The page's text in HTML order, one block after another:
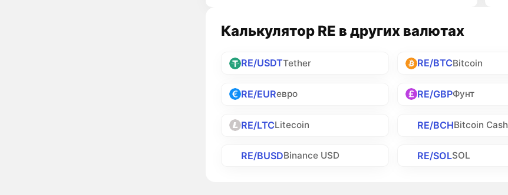
Калькулятор RE в других валютах
RE/USDTTether RE/BTCBitcoin
RE/EURевро RE/GBPФунт
RE/LTCLitecoin RE/BCHBitcoin Cash
RE/BUSDBinance USD RE/SOLSOL